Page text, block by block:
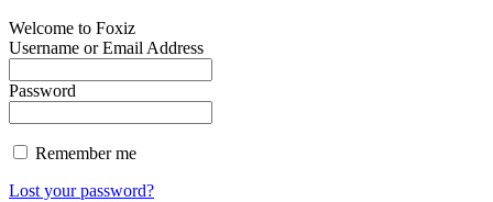
Welcome to Foxiz
Username or Email Address
Password
Remember me
Lost your password?